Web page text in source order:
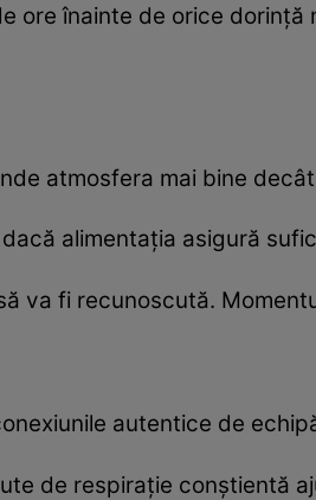
ore înainte de orice
atmosfera mai bine
alimentația asigură
va fi recunoscută.
autentice de
de respirație conștientă